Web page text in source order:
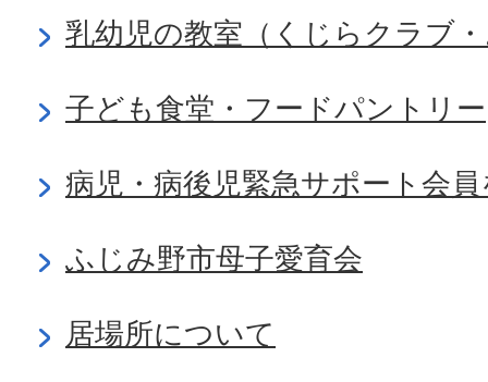
乳幼児の教室（くじらクラブ
子ども食堂・フードパントリー
病児・病後児緊急サポート会
ふじみ野市母子愛育会
居場所について